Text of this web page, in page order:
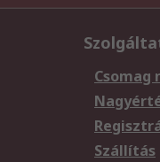
Csomag
Szállítás